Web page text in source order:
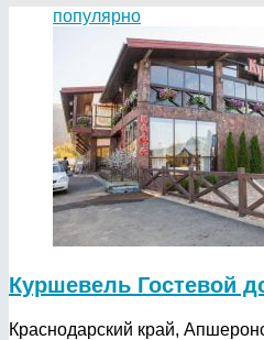
популярно
Куршевель Гостевой
Краснодарский край,